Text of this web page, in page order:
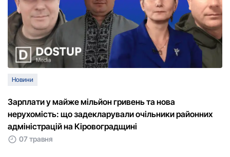
Новини
Зарплати у майже мільйон гривень та нова
нерухомість: що задекларували очільники районних
адміністрацій на Кіровоградщині
07 травня